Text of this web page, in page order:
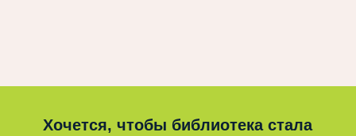
Хочется, чтобы библиотека стала